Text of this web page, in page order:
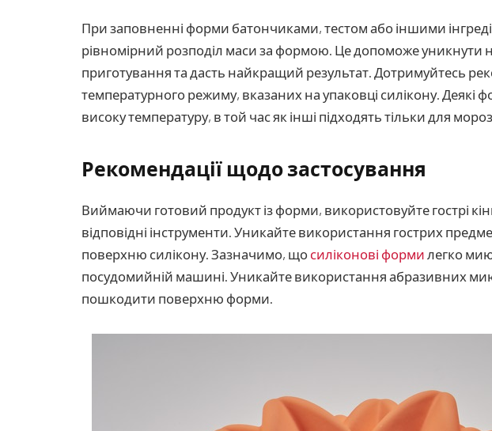
При заповненні форми батончиками, тестом або іншими
рівномірний розподіл маси за формою. Це допоможе уникнути
приготування та дасть найкращий результат. Дотримуйтесь
температурного режиму, вказаних на упаковці силікону. Деякі
високу температуру, в той час як інші підходять тільки для
Рекомендації щодо застосування
Виймаючи готовий продукт із форми, використовуйте гострі
відповідні інструменти. Уникайте використання гострих
поверхню силікону. Зазначимо, що силіконові форми легко
посудомийній машині. Уникайте використання абразивних
пошкодити поверхню форми.